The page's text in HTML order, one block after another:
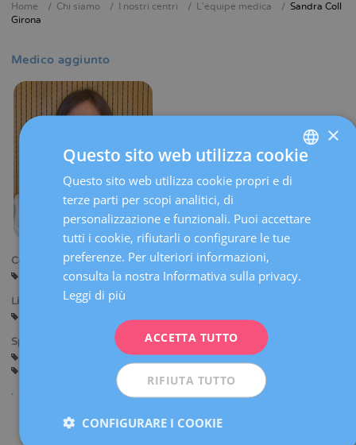
Briciole
pane
Home Chi siamo I nostri centri L'équipe medica
Sandra Coll
Girona
Medico aggiunto
Centri:
Sant Cugat
Lingue:
Specialità:
Consulenza prima della Gravidanza
Gravidanza e Parto
Ginecologia Generale
SPANISH
DEUTSCH
×
Questo sito web utilizza cookie
Questo sito web utilizza cookie propri e di
terze parti per scopi analitici, di
personalizzazione e funzionali. Puoi accettare
tutti i cookie, rifiutarli o configurare le tue
preferenze. Per ulteriori informazioni,
consulta la nostra Informativa sulla privacy.
Leggi di più
ACCETTA TUTTO
RIFIUTA TUTTO
CONFIGURARE I COOKIE